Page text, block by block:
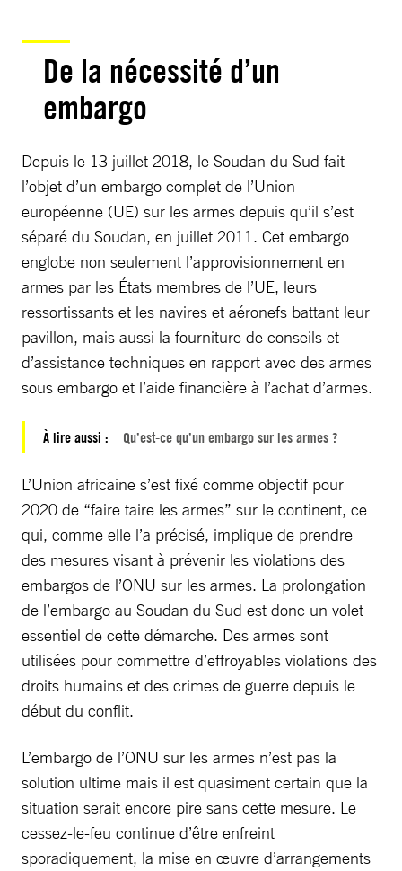
De la nécessité d’un
embargo
Depuis le 13 juillet 2018, le Soudan du Sud fait
l’objet d’un embargo complet de l’Union
européenne (UE) sur les armes depuis qu’il s’est
séparé du Soudan, en juillet 2011. Cet embargo
englobe non seulement l’approvisionnement en
armes par les États membres de l’UE, leurs
ressortissants et les navires et aéronefs battant leur
pavillon, mais aussi la fourniture de conseils et
d’assistance techniques en rapport avec des armes
sous embargo et l’aide financière à l’achat d’armes.
À lire aussi : Qu’est-ce qu’un embargo sur les armes ?
L’Union africaine s’est fixé comme objectif pour
2020 de “faire taire les armes” sur le continent, ce
qui, comme elle l’a précisé, implique de prendre
des mesures visant à prévenir les violations des
embargos de l’ONU sur les armes. La prolongation
de l’embargo au Soudan du Sud est donc un volet
essentiel de cette démarche. Des armes sont
utilisées pour commettre d’effroyables violations des
droits humains et des crimes de guerre depuis le
début du conflit.
L’embargo de l’ONU sur les armes n’est pas la
solution ultime mais il est quasiment certain que la
situation serait encore pire sans cette mesure. Le
cessez-le-feu continue d’être enfreint
sporadiquement, la mise en œuvre d’arrangements